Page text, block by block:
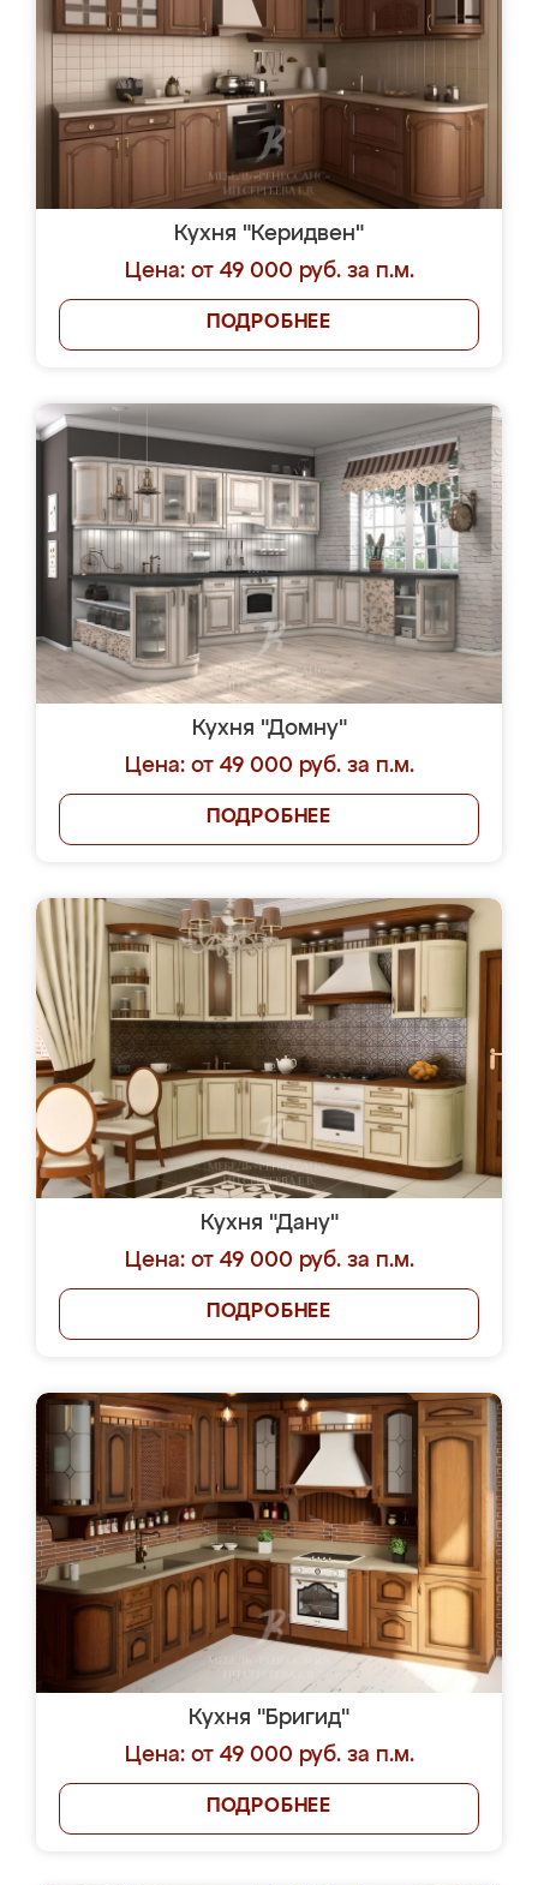
Кухня "Керидвен"
Цена: от 49 000 руб. за п.м.
ПОДРОБНЕЕ
Кухня "Домну"
Цена: от 49 000 руб. за п.м.
ПОДРОБНЕЕ
Кухня "Дану"
Цена: от 49 000 руб. за п.м.
ПОДРОБНЕЕ
Кухня "Бригид"
Цена: от 49 000 руб. за п.м.
ПОДРОБНЕЕ